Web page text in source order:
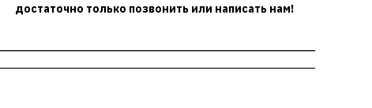
достаточно только позвонить или написать нам!